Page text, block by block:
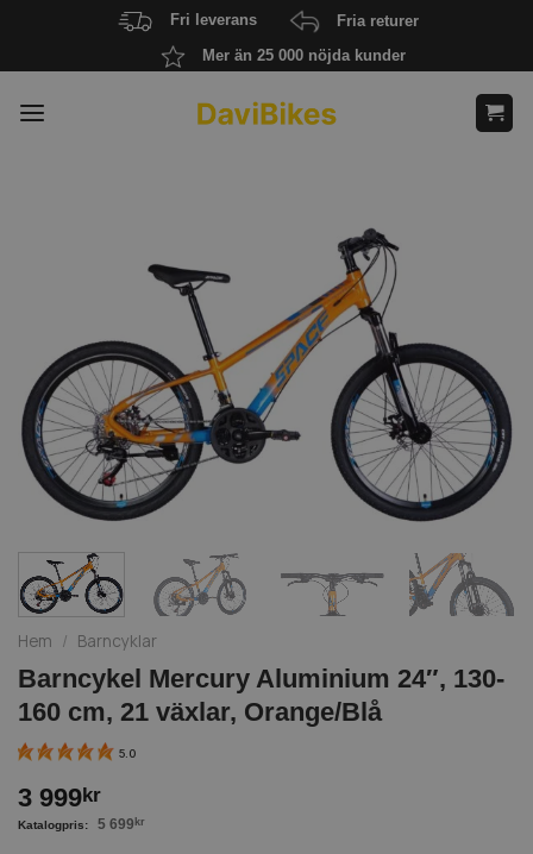
content
Fri leverans
Fria returer
Mer än 25 000 nöjda kunder
Hem / Barncyklar
Barncykel Mercury Aluminium 24″, 130-
160 cm, 21 växlar, Orange/Blå
5.0
3 999kr
5 699 kr